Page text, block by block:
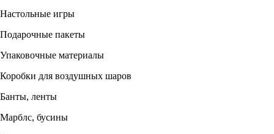
Настольные игры
Подарочные пакеты
Упаковочные материалы
Коробки для воздушных шаров
Банты, ленты
Марблс, бусины